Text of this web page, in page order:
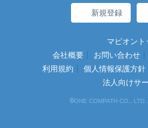
新規登録
マピオント
会社概要
お問い合わせ
利用規約
個人情報保護方針
法人向けサ
©ONE COMPATH CO., LTD.